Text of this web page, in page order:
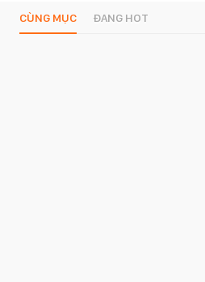
CÙNG MỤC ĐANG HOT